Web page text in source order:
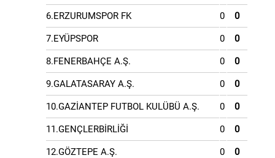
6.ERZURUMSPOR FK 0 0
7.EYÜPSPOR 0 0
8.FENERBAHÇE A.Ş. 0 0
9.GALATASARAY A.Ş. 0 0
10.GAZİANTEP FUTBOL KULÜBÜ A.Ş. 0 0
11.GENÇLERBİRLİĞİ 0 0
12.GÖZTEPE A.Ş. 0 0